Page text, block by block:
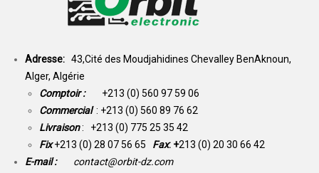
Adresse: 43,Cité des Moudjahidines Chevalley BenAknoun,
Alger, Algérie
Comptoir : +213 (0) 560 97 59 06
Commercial : +213 (0) 560 89 76 62
Livraison: +213 (0) 775 25 35 42
Fix +213 (0) 28 07 56 65 Fax: +213 (0) 20 30 66 42
E-mail :
contact@orbit-dz.com